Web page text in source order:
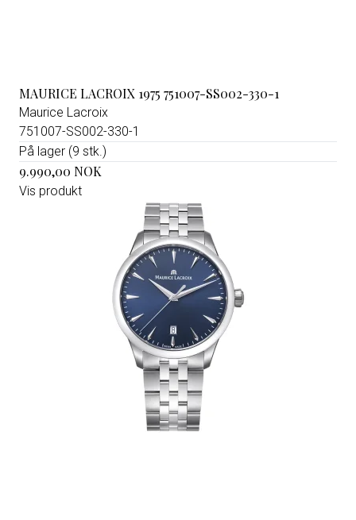
MAURICE LACROIX 1975 751007-SS002-330-1
Maurice Lacroix
751007-SS002-330-1
På lager (9 stk.)
9.990,00 NOK
Vis produkt